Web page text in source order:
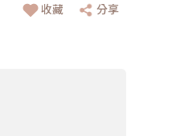
收藏 分享